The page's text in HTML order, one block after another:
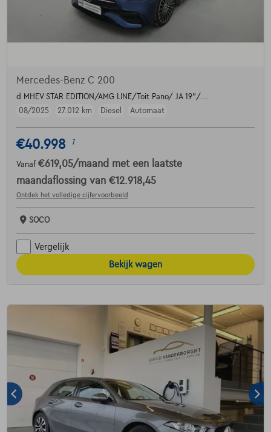
Mercedes-Benz C 200
d MHEV STAR EDITION/AMG LINE/Toit Pano/ JA 19"/...
08/2025
27.012 km Diesel Automaat
€40.998 1
Vanaf €619,05/maand met een laatste
maandaflossing van €12.918,45
Ontdek het volledige cijfervoorbeeld
SOCO
Vergelijk
Bekijk wagen